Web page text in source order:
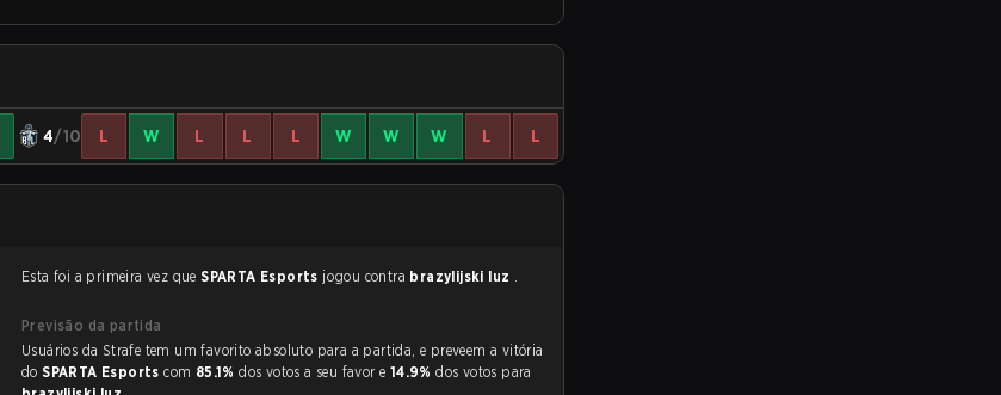
4/10 L W L L L W W W L L
Esta foi a primeira vez queSPARTA Esports jogou contra brazylijski luz .
Previsão da partida
Usuários da Strafe tem um favorito absoluto para a partida, e preveem a vitória
doSPARTA Esportscom 85.1%dos votos a seu favor e 14.9%dos votos para